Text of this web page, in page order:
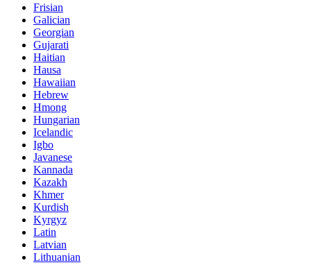
Frisian
Galician
Georgian
Gujarati
Haitian
Hausa
Hawaiian
Hebrew
Hmong
Hungarian
Icelandic
Igbo
Javanese
Kannada
Kazakh
Khmer
Kurdish
Kyrgyz
Latin
Latvian
Lithuanian